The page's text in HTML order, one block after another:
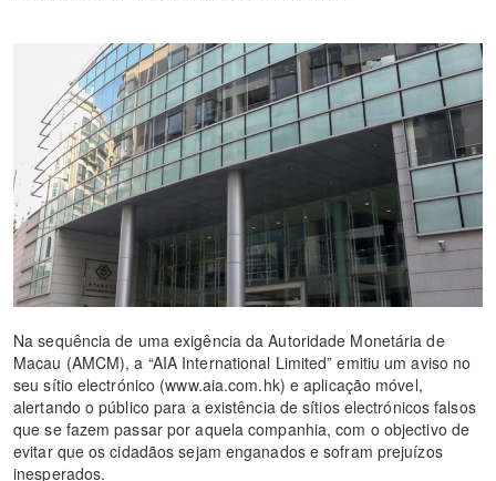
Na sequência de uma exigência da Autoridade Monetária de
Macau (AMCM), a “AIA International Limited” emitiu um aviso no
seu sítio electrónico (www.aia.com.hk) e aplicação móvel,
alertando o público para a existência de sítios electrónicos falsos
que se fazem passar por aquela companhia, com o objectivo de
evitar que os cidadãos sejam enganados e sofram prejuízos
inesperados.